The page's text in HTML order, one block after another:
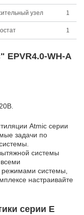
узел 1
1
EPVR4.0-WH-A
Atmiс серии
задачи по
системы
режимами системы,
настраивайте
серии Е